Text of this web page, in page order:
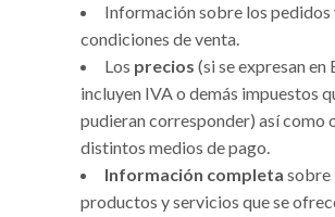
Información sobre los pedidos
condiciones de venta.
Los precios (si se expresan en
incluyen IVA o demás impuestos
pudieran corresponder) así como
distintos medios de pago.
Información completa sobre
productos y servicios que se